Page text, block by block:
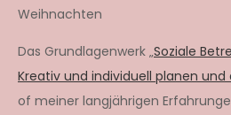
Weihnachten
Das Grundlagenwerk „Soziale
Kreativ und individuell planen und
of meiner langjährigen